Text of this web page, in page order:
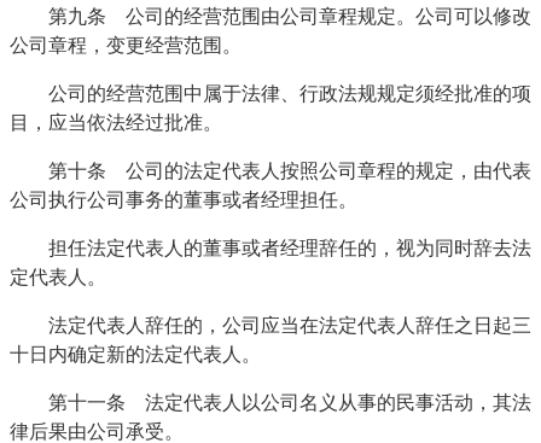
第九条 公司的经营范围由公司章程规定。公司可以修改
公司章程，变更经营范围。
公司的经营范围中属于法律、行政法规规定须经批准的项
目，应当依法经过批准。
第十条 公司的法定代表人按照公司章程的规定，由代表
公司执行公司事务的董事或者经理担任。
担任法定代表人的董事或者经理辞任的，视为同时辞去法
定代表人。
法定代表人辞任的，公司应当在法定代表人辞任之日起三
十日内确定新的法定代表人。
第十一条 法定代表人以公司名义从事的民事活动，其法
律后果由公司承受。